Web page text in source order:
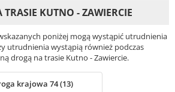
KUTNO - ZAWIERCIE
poniżej mogą wystąpić utrudnienia
utrudnienia wystąpią również podczas
drogą na trasie Kutno - Zawiercie.
krajowa 74 (13)